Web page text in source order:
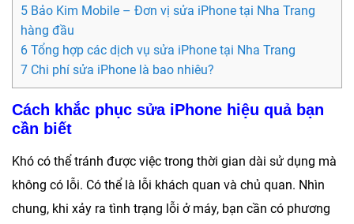
5 Bảo Kim Mobile – Đơn vị sửa iPhone tại Nha Trang
hàng đầu
6 Tổng hợp các dịch vụ sửa iPhone tại Nha Trang
7 Chi phí sửa iPhone là bao nhiêu?
Cách khắc phục sửa iPhone hiệu quả bạn
cần biết
Khó có thể tránh được việc trong thời gian dài sử dụng mà
không có lỗi. Có thể là lỗi khách quan và chủ quan. Nhìn
chung, khi xảy ra tình trạng lỗi ở máy, bạn cần có phương